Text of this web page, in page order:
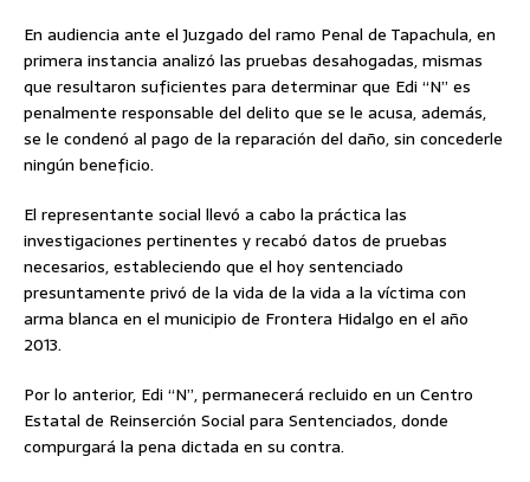
En audiencia ante el Juzgado del ramo Penal de Tapachula, en
primera instancia analizó las pruebas desahogadas, mismas
que resultaron suficientes para determinar que Edi “N” es
penalmente responsable del delito que se le acusa, además,
se le condenó al pago de la reparación del daño, sin concederle
ningún beneficio.
El representante social llevó a cabo la práctica las
investigaciones pertinentes y recabó datos de pruebas
necesarios, estableciendo que el hoy sentenciado
presuntamente privó de la vida de la vida a la víctima con
arma blanca en el municipio de Frontera Hidalgo en el año
2013.
Por lo anterior, Edi “N”, permanecerá recluido en un Centro
Estatal de Reinserción Social para Sentenciados, donde
compurgará la pena dictada en su contra.